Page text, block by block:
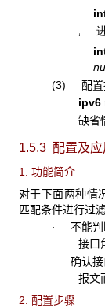
¡
(3) 配置
ipv6
缺省
1.5.3 配置及
1. 功能简介
对于下面两种情
匹配条件进行过滤
· 不能判
接口
· 确认接
报文
2. 配置步骤